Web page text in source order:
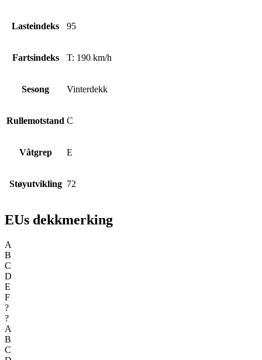
Lasteindeks 95
Fartsindeks T: 190 km/h
Sesong Vinterdekk
Rullemotstand C
Våtgrep E
Støyutvikling 72
EUs dekkmerking
A
B
C
D
E
F
?
?
A
B
C